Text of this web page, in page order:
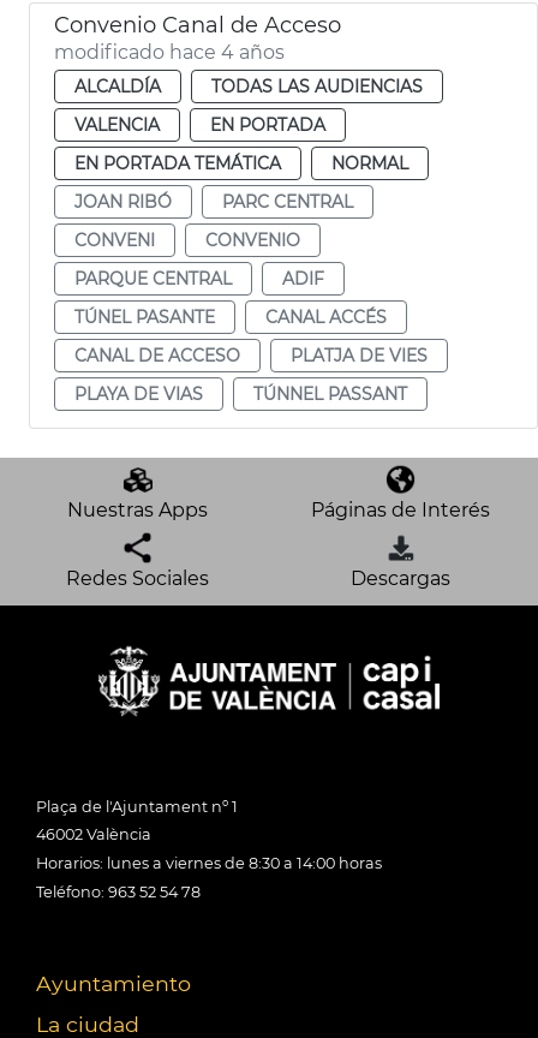
Convenio Canal de Acceso
modificado hace 4 años
ALCALDÍA
TODAS LAS AUDIENCIAS
VALENCIA
EN PORTADA
EN PORTADA TEMÁTICA
NORMAL
JOAN RIBÓ
PARC CENTRAL
CONVENI
CONVENIO
PARQUE CENTRAL
ADIF
TÚNEL PASANTE
CANAL ACCÉS
CANAL DE ACCESO
PLATJA DE VIES
PLAYA DE VIAS
TÚNNEL PASSANT
Nuestras Apps Páginas de Interés
Redes Sociales Descargas
Plaça de l'Ajuntament nº 1
46002 València
Horarios: lunes a viernes de 8:30 a 14:00 horas
Teléfono: 963 52 54 78
Ayuntamiento
La ciudad